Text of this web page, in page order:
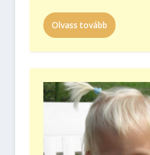
Olvass tovább